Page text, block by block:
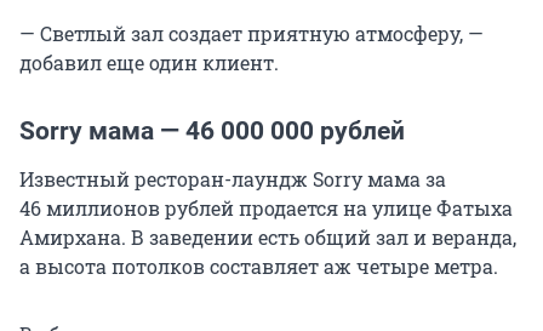
— Светлый зал создает приятную атмосферу, —
добавил еще один клиент.
Sorry мама — 46 000 000 рублей
Известный ресторан-лаундж Sorry мама за
46 миллионоврублей продается на улице Фатыха
Амирхана. В заведении есть общий зал и веранда,
а высота потолков составляет аж четыре метра.